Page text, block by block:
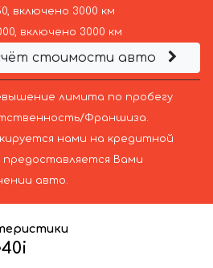
включено 3000 км
включено 3000 км
стоимости авто
лимита по пробегу
Франшиза.
нами на кредитной
Вами
авто.